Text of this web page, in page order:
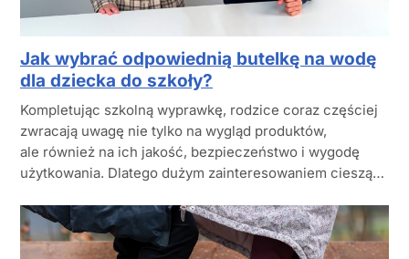
Jak wybrać odpowiednią butelkę na wodę
dla dziecka do szkoły?
Kompletując szkolną wyprawkę, rodzice coraz częściej
zwracają uwagę nie tylko na wygląd produktów,
ale również na ich jakość, bezpieczeństwo i wygodę
użytkowania. Dlatego dużym zainteresowaniem cieszą…